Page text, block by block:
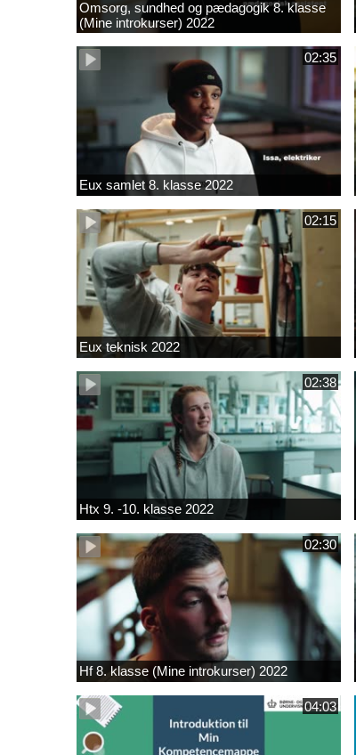
Omsorg, sundhed og pædagogik 8. klasse
(Mine introkurser) 2022
02:35
Eux samlet 8. klasse 2022
02:15
Eux teknisk 2022
02:38
Htx 9. -10. klasse 2022
02:30
Hf 8. klasse (Mine introkurser) 2022
04:03